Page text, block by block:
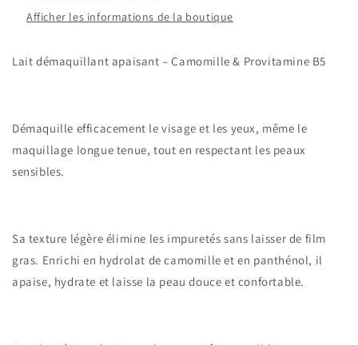
Afficher les informations de la boutique
Lait démaquillant apaisant – Camomille & Provitamine B5
Démaquille efficacement le visage et les yeux, même le
maquillage longue tenue, tout en respectant les peaux
sensibles.
Sa texture légère élimine les impuretés sans laisser de film
gras. Enrichi en hydrolat de camomille et en panthénol, il
apaise, hydrate et laisse la peau douce et confortable.